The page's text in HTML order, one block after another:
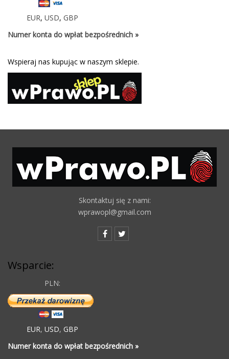
EUR, USD, GBP
Numer konta do wpłat bezpośrednich »
Wspieraj nas kupując w naszym sklepie.
Skontaktuj się z nami:
wprawopl@gmail.com
Wsparcie:
PLN:
EUR, USD, GBP
Numer konta do wpłat bezpośrednich »